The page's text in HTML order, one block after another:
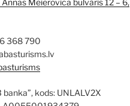
368 790
banka”, kods: UNLALV2X